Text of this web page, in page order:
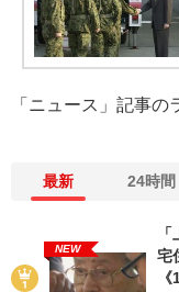
「ニュース」記事の
最新 24時間
NEW
宅